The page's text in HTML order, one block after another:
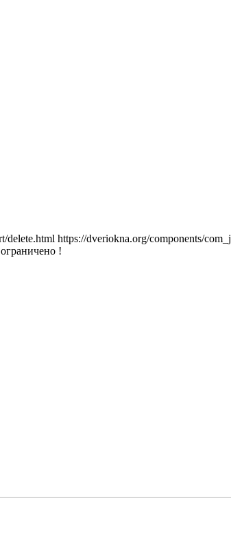
delete.html https://dveriokna.org/components/
!